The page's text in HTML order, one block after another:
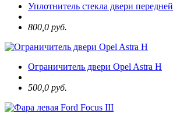
Уплотнитель стекла двери
800,0 руб.
Ограничитель двери Opel Astra H
500,0 руб.